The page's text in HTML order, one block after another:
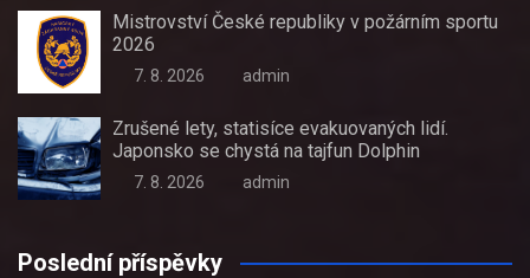
Mistrovství České republiky v požárním sportu
2026
7. 8. 2026 admin
Zrušené lety, statisíce evakuovaných lidí.
Japonsko se chystá na tajfun Dolphin
7. 8. 2026 admin
Poslední příspěvky